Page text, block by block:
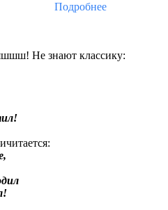
Подробнее
Не знают классику: